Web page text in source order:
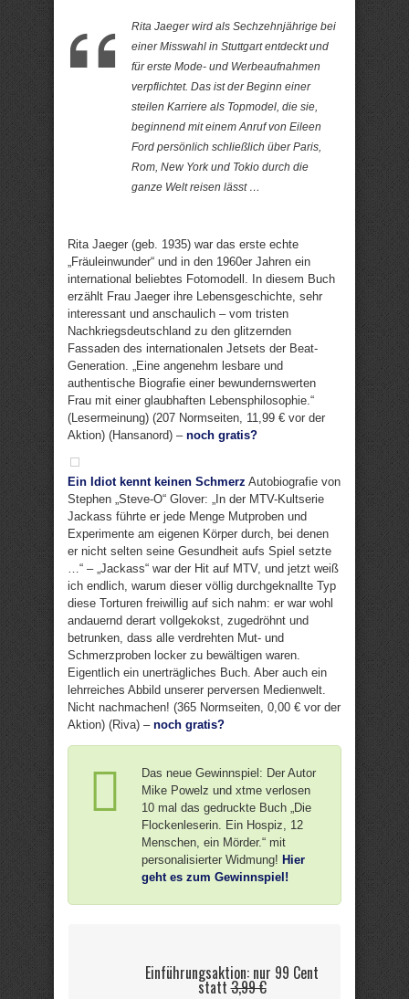
Rita Jaeger wird als Sechzehnjährige bei
einer Misswahl in Stuttgart entdeckt und
für erste Mode- und Werbeaufnahmen
verpflichtet. Das ist der Beginn einer
steilen Karriere als Topmodel, die sie,
beginnend mit einem Anruf von Eileen
Ford persönlich schließlich über Paris,
Rom, New York und Tokio durch die
ganze Welt reisen lässt …
Rita Jaeger (geb. 1935) war das erste echte
„Fräuleinwunder“ und in den 1960er Jahren ein
international beliebtes Fotomodell. In diesem Buch
erzählt Frau Jaeger ihre Lebensgeschichte, sehr
interessant und anschaulich – vom tristen
Nachkriegsdeutschland zu den glitzernden
Fassaden des internationalen Jetsets der Beat-
Generation. „Eine angenehm lesbare und
authentische Biografie einer bewundernswerten
Frau mit einer glaubhaften Lebensphilosophie.“
(Lesermeinung) (207 Normseiten, 11,99 € vor der
Aktion) (Hansanord) – noch gratis?
Ein Idiot kennt keinen Schmerz Autobiografie von
Stephen „Steve-O“ Glover: „In der MTV-Kultserie
Jackass führte er jede Menge Mutproben und
Experimente am eigenen Körper durch, bei denen
er nicht selten seine Gesundheit aufs Spiel setzte
…“ – „Jackass“ war der Hit auf MTV, und jetzt weiß
ich endlich, warum dieser völlig durchgeknallte Typ
diese Torturen freiwillig auf sich nahm: er war wohl
andauernd derart vollgekokst, zugedröhnt und
betrunken, dass alle verdrehten Mut- und
Schmerzproben locker zu bewältigen waren.
Eigentlich ein unerträgliches Buch. Aber auch ein
lehrreiches Abbild unserer perversen Medienwelt.
Nicht nachmachen! (365 Normseiten, 0,00 € vor der
Aktion) (Riva) – noch gratis?
Das neue Gewinnspiel: Der Autor
Mike Powelz und xtme verlosen
10 mal das gedruckte Buch „Die
Flockenleserin. Ein Hospiz, 12
Menschen, ein Mörder.“ mit
personalisierter Widmung! Hier
geht es zum Gewinnspiel!
Einführungsaktion: nur 99 Cent
statt3,99 €